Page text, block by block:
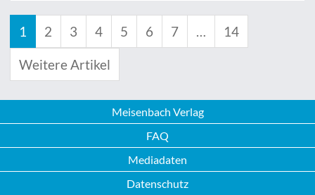
1 2 3 4 5 6 7 … 14
Weitere Artikel
Meisenbach Verlag
FAQ
Mediadaten
Datenschutz